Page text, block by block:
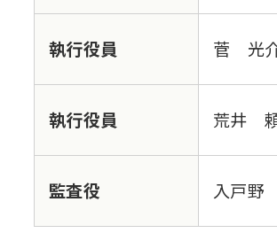
執行役員 菅 光
執行役員 荒井
監査役 入戸